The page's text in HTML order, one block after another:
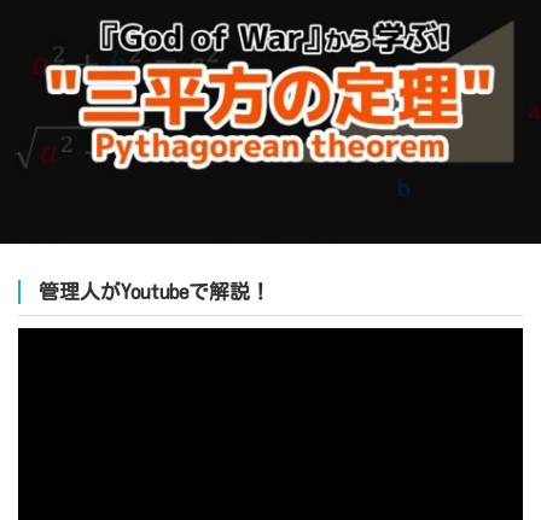
管理人がYoutubeで解説！